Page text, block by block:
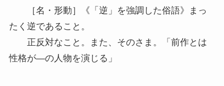
［名・形動］《「逆」を強調した俗語》まっ
たく逆であること。
正反対なこと。また、そのさま。「前作とは
性格が―の人物を演じる」